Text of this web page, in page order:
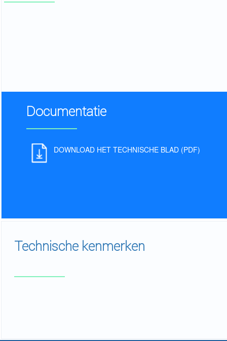
Documentatie
DOWNLOAD HET TECHNISCHE BLAD (PDF)
Technische kenmerken